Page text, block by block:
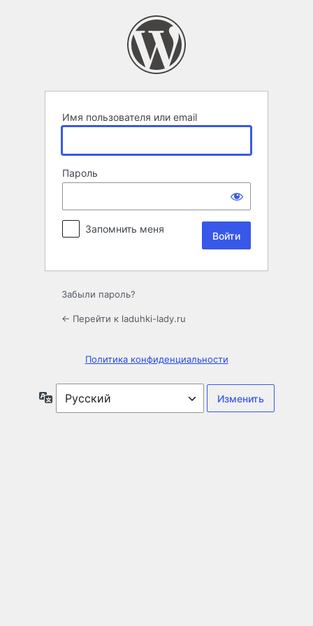
Имя пользователя или email
Пароль
Запомнить меня
Забыли пароль?
← Перейти к laduhki-lady.ru
Политика конфиденциальности
Язык